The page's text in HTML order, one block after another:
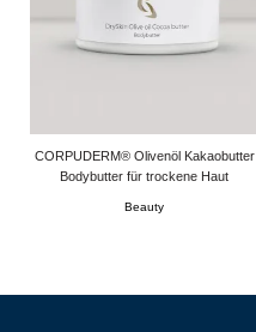
CORPUDERM® Olivenöl Kakaobutter
Bodybutter für trockene Haut
Beauty